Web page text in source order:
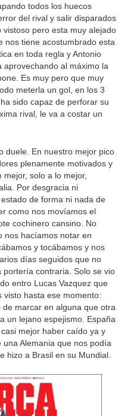
todos los huecos
del rival y salir disparados
pero esta muy alejado
nos tiene acostumbrado esta
en toda regla y Antonio
aprovechando al máximo la
Es muy pero que muy
meterla un gol, en los 3
sido capaz de perforar su
rival, le va a costar un
duele. En nuestro mejor pico
plenamente motivados y
solo a lo mejor,
Por desgracia ni
de forma ni nada de
como nos movíamos el
cochinero cansino. No
nos hacíamos notar en
y tocábamos y nos
días seguidos que no
contraria. Solo se vio
entro Lucas Vazquez que
hasta ese momento:
marcar en alguna que otra
un lejano espejismo. España
mejor haber caído ya y
Alemania que nos podía
hizo a Brasil en su Mundial.